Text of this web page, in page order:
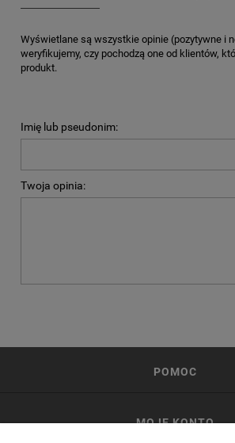
Wyświetlane są wszystkie opinie (pozytywne i
weryfikujemy, czy pochodzą one od klientów,
produkt.
Imię lub pseudonim:
Twoja opinia:
POMOC
MOJE KONTO